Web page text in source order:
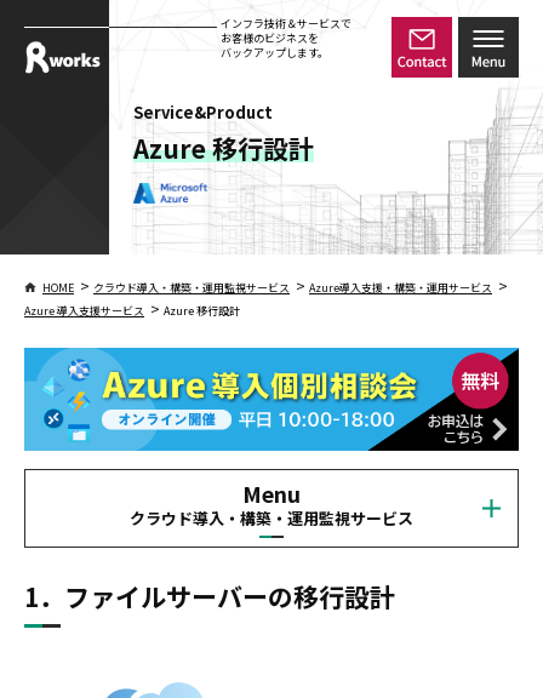
インフラ技術＆サービスで
お客様のビジネスを
バックアップします。
Service&Product
Azure 移行設計
HOME > クラウド導入・構築・運用監視サービス > Azure導入支援・構築・運用サービス >
Azure 導入支援サービス > Azure 移行設計
Menu
クラウド導入・構築・運用監視サービス
1．ファイルサーバーの移行設計